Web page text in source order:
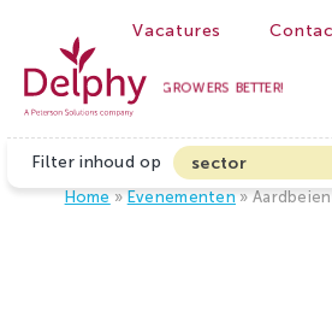
Vacatures
Delphy WE MAKE GROWERS BETTER!
Filter inhoud op
sector
Akkerbouw en
Home » Evenementen »